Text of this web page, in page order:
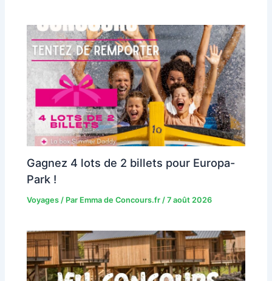
Gagnez 4 lots de 2 billets pour Europa-
Park !
Voyages / Par Emma de Concours.fr/7 août 2026